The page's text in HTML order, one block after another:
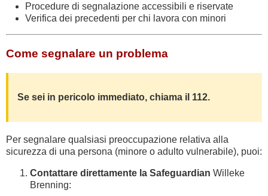
Procedure di segnalazione accessibili e riservate
Verifica dei precedenti per chi lavora con minori
Come segnalare un problema
Se sei in pericolo immediato, chiama il 112.
Per segnalare qualsiasi preoccupazione relativa alla
sicurezza di una persona (minore o adulto vulnerabile), puoi:
Contattare direttamente la Safeguardian Willeke
Brenning: